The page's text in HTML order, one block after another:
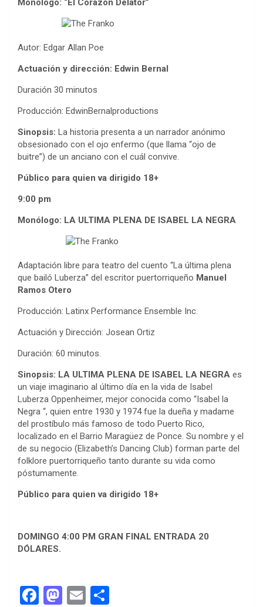
Monólogo: “El Corazón Delator”
Autor: Edgar Allan Poe
Actuación y dirección: Edwin Bernal
Duración 30 minutos
Producción: EdwinBernalproductions
Sinopsis: La historia presenta a un narrador anónimo
obsesionado con el ojo enfermo (que llama “ojo de
buitre”) de un anciano con el cuál convive.
Público para quien va dirigido 18+
9:00 pm
Monólogo: LA ULTIMA PLENA DE ISABEL LA NEGRA
Adaptación libre para teatro del cuento “La última plena
que bailó Luberza” del escritor puertorriqueño Manuel
Ramos Otero
Producción: Latinx Performance Ensemble Inc.
Actuación y Dirección: Josean Ortiz
Duración: 60 minutos.
Sinopsis: LA ULTIMA PLENA DE ISABEL LA NEGRA es
un viaje imaginario al último día en la vida de Isabel
Luberza Oppenheimer, mejor conocida como “Isabel la
Negra “, quien entre 1930 y 1974 fue la dueña y madame
del prostíbulo más famoso de todo Puerto Rico,
localizado en el Barrio Maragüez de Ponce. Su nombre y el
de su negocio (Elizabeth’s Dancing Club) forman parte del
folklore puertorriqueño tanto durante su vida como
póstumamente.
Público para quien va dirigido 18+
DOMINGO 4:00 PM GRAN FINAL ENTRADA 20
DÓLARES.
F
M E